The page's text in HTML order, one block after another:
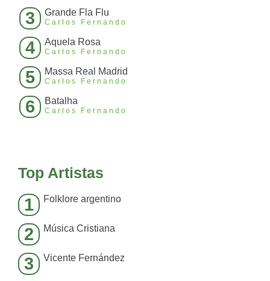
3 Grande Fla Flu
Carlos Fernando
4 Aquela Rosa
Carlos Fernando
5 Massa Real Madrid
Carlos Fernando
6 Batalha
Carlos Fernando
Top Artistas
1 Folklore argentino
2 Música Cristiana
3 Vicente Fernández